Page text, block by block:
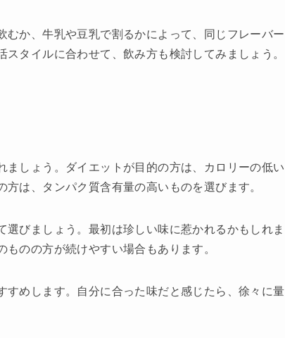
か、牛乳や豆乳で割るかによって、同じフレーバー
タイルに合わせて、飲み方も検討してみましょう。
しょう。ダイエットが目的の方は、カロリーの低い
は、タンパク質含有量の高いものを選びます。
びましょう。最初は珍しい味に惹かれるかもしれま
のの方が続けやすい場合もあります。
めします。自分に合った味だと感じたら、徐々に量